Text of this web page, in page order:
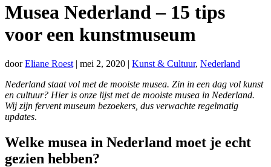
Musea Nederland – 15 tips
voor een kunstmuseum
doorEliane Roest | mei 2, 2020 | Kunst & Cultuur, Nederland
Nederland staat vol met de mooiste musea. Zin in een dag vol kunst
en cultuur? Hier is onze lijst met de mooiste musea in Nederland.
Wij zijn fervent museum bezoekers, dus verwachte regelmatig
updates.
Welke musea in Nederland moet je echt
gezien hebben?